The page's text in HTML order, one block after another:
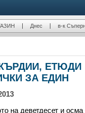
Днес в-к
ЕТЮДИ
ЗА ЕДИН
на деветдесет и